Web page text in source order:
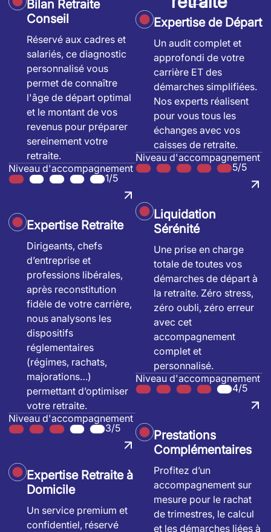
Bilan Retraite
Conseil
Réservé aux cadres et
salariés, ce diagnostic
personnalisé vous
permet de connaître
l'âge de départ optimal
et le montant de vos
revenus pour préparer
sereinement votre
retraite.
Niveau d'accompagnement
1/5
Expertise Retraite
Dirigeants, chefs
d’entreprise et
professions libérales,
après reconstitution
fidèle de votre carrière,
nous analysons les
dispositifs
réglementaires
(régimes, rachats,
majorations…)
permettant d’optimiser
votre retraite.
Niveau d'accompagnement
3/5
Expertise Retraite à
Domicile
Un service premium et
confidentiel, réservé
Expertise de Départ
Un audit complet et
approfondi de votre
carrière ET des
démarches simplifiées.
Nos experts réalisent
pour vous tous les
échanges avec vos
caisses de retraite.
Niveau d'accompagnement
5/5
Liquidation
Sérénité
Une prise en charge
totale de toutes vos
démarches de départ à
la retraite. Zéro stress,
zéro oubli, zéro erreur
avec cet
accompagnement
complet et
personnalisé.
Niveau d'accompagnement
4/5
Prestations
Complémentaires
Profitez d’un
accompagnement sur
mesure pour le rachat
de trimestres, le calcul
et les démarches liées à